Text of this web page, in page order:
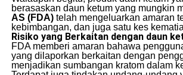
berasaskan daun ketum yang mungkin
AS (FDA)telah mengeluarkan amaran
kebimbangan, dan juga satu kes
Risiko yang Berkaitan dengan daun
FDA memberi amaran bahawa
yang dilaporkan berkaitan dengan
menjadikan sumbangan kratom dalam